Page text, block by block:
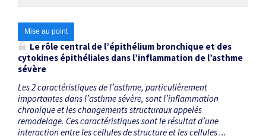
Mise au point
Le rôle central de l’épithélium bronchique et des
cytokines épithéliales dans l’inflammation de l’asthme
sévère
Les 2 caractéristiques de l’asthme, particulièrement
importantes dans l’asthme sévère, sont l’inflammation
chronique et les changements structuraux appelés
remodelage. Ces caractéristiques sont le résultat d’une
interaction entre les cellules de structure et les cellules ...